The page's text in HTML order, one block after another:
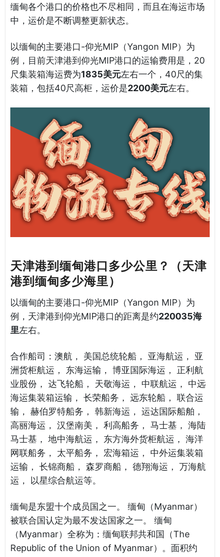
缅甸各个港口的价格也不尽相同，而且在海运市场
中，运价是不断调整更新状态。
以缅甸的主要港口-仰光MIP（Yangon MIP）为
例，目前天津港到仰光MIP港口的运输费用是，20
尺集装箱海运费为1835美元左右一个，40尺的集
装箱，包括40尺高柜，运价是2200美元左右。
天津港到缅甸港口多少公里？（天津
港到缅甸多少海里）
以缅甸的主要港口-仰光MIP（Yangon MIP）为
例，天津港到仰光MIP港口的距离是约220035海
里左右。
合作船司：澳航， 美国总统轮船， 亚海航运， 亚
洲货柜航运， 东海运输， 博亚国际海运， 正利航
业股份， 达飞轮船， 天敬海运， 中联航运， 中远
海运集装箱运输， 长荣船务， 远东轮船， 联合运
输， 赫伯罗特船务， 韩新海运， 运达国际船舶，
高丽海运， 汉堡南美， 利高船务， 马士基， 海陆
马士基， 地中海航运， 东方海外货柜航运， 海洋
网联船务， 太平船务， 宏海箱运， 中外运集装箱
运输， 长锦商船， 森罗商船， 德翔海运， 万海航
运， 以星综合航运等。
缅甸是东盟十个成员国之一。 缅甸（Myanmar）
被联合国认定为最不发达国家之一。 缅甸
（Myanmar）全称为：缅甸联邦共和国（The
Republic of the Union of Myanmar）。面积约